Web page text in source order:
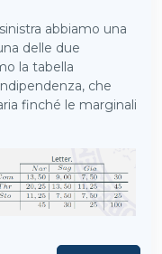
abbiamo una
delle due
la tabella
che
finché le marginali